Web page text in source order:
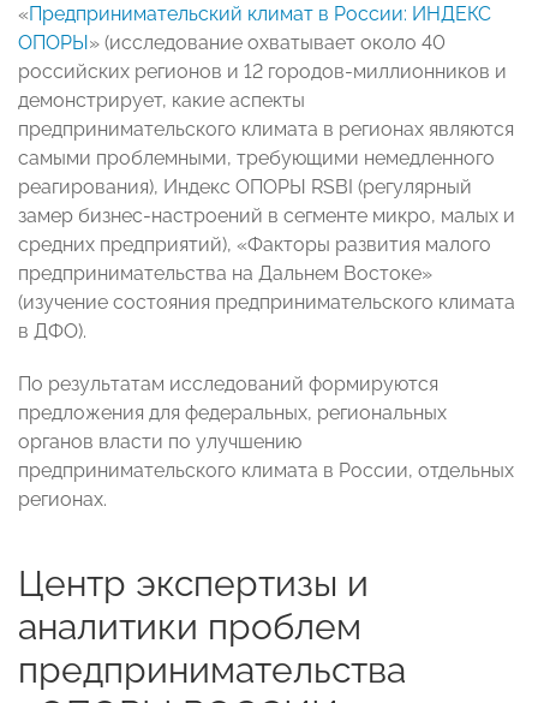
«Предпринимательский климат в России: ИНДЕКС
ОПОРЫ» (исследование охватывает около 40
российских регионов и 12 городов-миллионников и
демонстрирует, какие аспекты
предпринимательского климата в регионах являются
самыми проблемными, требующими немедленного
реагирования), Индекс ОПОРЫ RSBI (регулярный
замер бизнес-настроений в сегменте микро, малых и
средних предприятий), «Факторы развития малого
предпринимательства на Дальнем Востоке»
(изучение состояния предпринимательского климата
в ДФО).
По результатам исследований формируются
предложения для федеральных, региональных
органов власти по улучшению
предпринимательского климата в России, отдельных
регионах.
Центр экспертизы и
аналитики проблем
предпринимательства